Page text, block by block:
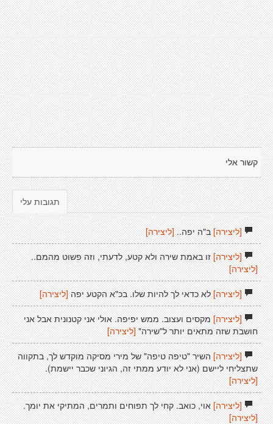
קשור אלי
תגובות עלי
[ליצירה]ב"ה יפה.. [ליצירה]
[ליצירה]זו באמת שירה ולא קטע, לדעתי, וזה פשוט מהמם..
[ליצירה]
[ליצירה]לא כדאי לך להיות שלו. בכ"א הקטע יפה [ליצירה]
[ליצירה]מקסים ועצוב. ממש יפיפה. אולי אני קטנונית אבל אני
חושבת שזה מתאים יותר ל"שירה" [ליצירה]
[ליצירה]השיר "טיפה טיפה" של מירי מסיקה מוקדש לך, בתקווה
שתצליחי ליישם (אני לא יודע ממתי זה, הגיוני שכבר יישמת).
[ליצירה]
[ליצירה]אוי, כואב. קחי לך תפוחים ותמרים, המתיקי את יומך.
[ליצירה]